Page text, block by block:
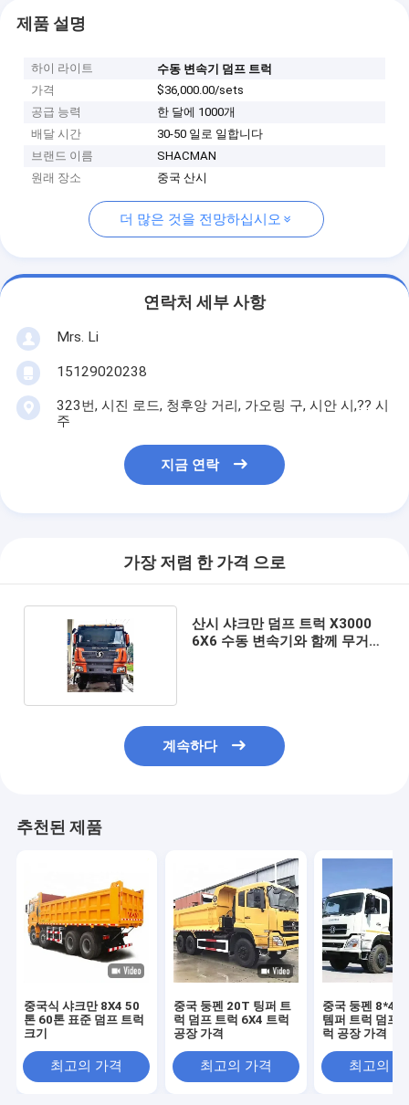
제품 설명
하이 라이트
수동 변속기 덤프 트럭
가격
$36,000.00/sets
공급 능력
한 달에 1000개
배달 시간
30-50 일로 일합니다
브랜드 이름
SHACMAN
원래 장소
중국 산시
더 많은 것을 전망하십시오
연락처 세부 사항
Mrs. Li
15129020238
323번, 시진 로드, 청후앙 거리, 가오링 구, 시안 시,?? 시
주
지금 연락
가장 저렴 한 가격 으로
산시 샤크만 덤프 트럭 X3000
6X6 수동 변속기와 함께 무거운
계속하다
추천된 제품
중국식 샤크만 8X4 50
톤 60톤 표준 덤프 트럭
크기
최고의 가격
중국 둥펜 20T 팅퍼 트
럭 덤프 트럭 6X4 트럭
공장 가격
최고의 가격
중국 둥펜 8*4
템퍼 트럭 덤프
럭 공장 가격
최고의